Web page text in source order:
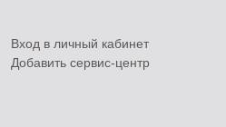
Вход в личный кабинет
Добавить сервис-центр